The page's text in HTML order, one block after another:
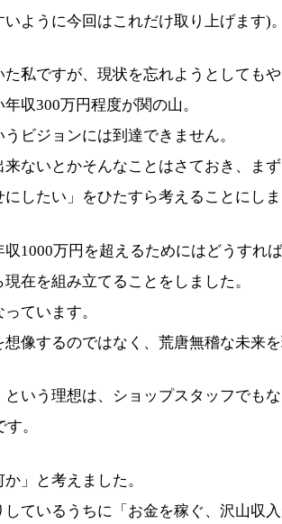
ように今回はこれだけ取り上げます)。
私ですが、現状を忘れようとしても
収300万円程度が関の山。
ビジョンには到達できません。
来ないとかそんなことはさておき、ま
したい」をひたすら考えることにしま
収1000万円を超えるためにはどうすれ
在を組み立てることをしました。
ています。
像するのではなく、荒唐無稽な未来
いう理想は、ショップスタッフでもな
。
」と考えました。
ているうちに「お金を稼ぐ、沢山収